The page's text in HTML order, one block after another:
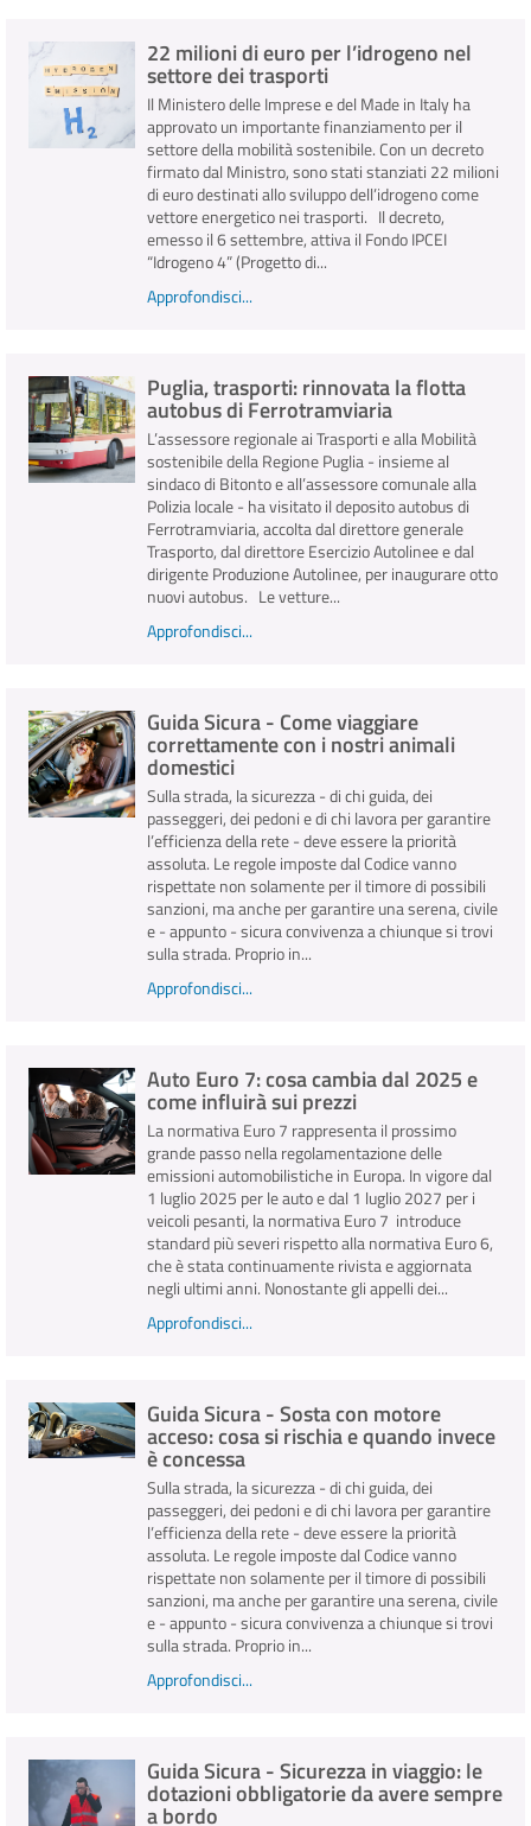
22 milioni di euro per l’idrogeno nel
settore dei trasporti
Il Ministero delle Imprese e del Made in Italy ha
approvato un importante finanziamento per il
settore della mobilità sostenibile. Con un decreto
firmato dal Ministro, sono stati stanziati 22 milioni
di euro destinati allo sviluppo dell’idrogeno come
vettore energetico nei trasporti. Il decreto,
emesso il 6 settembre, attiva il Fondo IPCEI
“Idrogeno 4” (Progetto di...
Approfondisci...
Puglia, trasporti: rinnovata la flotta
autobus di Ferrotramviaria
L’assessore regionale ai Trasporti e alla Mobilità
sostenibile della Regione Puglia - insieme al
sindaco di Bitonto e all’assessore comunale alla
Polizia locale - ha visitato il deposito autobus di
Ferrotramviaria, accolta dal direttore generale
Trasporto, dal direttore Esercizio Autolinee e dal
dirigente Produzione Autolinee, per inaugurare otto
nuovi autobus. Le vetture...
Approfondisci...
Guida Sicura - Come viaggiare
correttamente con i nostri animali
domestici
Sulla strada, la sicurezza - di chi guida, dei
passeggeri, dei pedoni e di chi lavora per garantire
l’efficienza della rete - deve essere la priorità
assoluta. Le regole imposte dal Codice vanno
rispettate non solamente per il timore di possibili
sanzioni, ma anche per garantire una serena, civile
e - appunto - sicura convivenza a chiunque si trovi
sulla strada. Proprio in...
Approfondisci...
Auto Euro 7: cosa cambia dal 2025 e
come influirà sui prezzi
La normativa Euro 7 rappresenta il prossimo
grande passo nella regolamentazione delle
emissioni automobilistiche in Europa. In vigore dal
1 luglio 2025 per le auto e dal 1 luglio 2027 per i
veicoli pesanti, la normativa Euro 7 introduce
standard più severi rispetto alla normativa Euro 6,
che è stata continuamente rivista e aggiornata
negli ultimi anni. Nonostante gli appelli dei...
Approfondisci...
Guida Sicura - Sosta con motore
acceso: cosa si rischia e quando invece
è concessa
Sulla strada, la sicurezza - di chi guida, dei
passeggeri, dei pedoni e di chi lavora per garantire
l’efficienza della rete - deve essere la priorità
assoluta. Le regole imposte dal Codice vanno
rispettate non solamente per il timore di possibili
sanzioni, ma anche per garantire una serena, civile
e - appunto - sicura convivenza a chiunque si trovi
sulla strada. Proprio in...
Approfondisci...
Guida Sicura - Sicurezza in viaggio: le
dotazioni obbligatorie da avere sempre
a bordo